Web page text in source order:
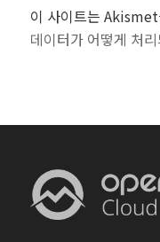
이 사이트는
데이터가 어떻게 처